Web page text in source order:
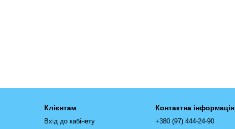
Клієнтам
Вхід до кабінету
Контактна інформація
+380 (97) 444-24-90